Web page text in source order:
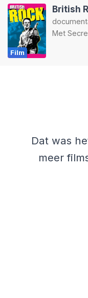
Film
British
Met
Dat was
meer